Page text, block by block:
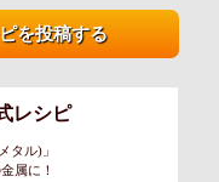
を投稿する
レシピ
タル)」
属に！